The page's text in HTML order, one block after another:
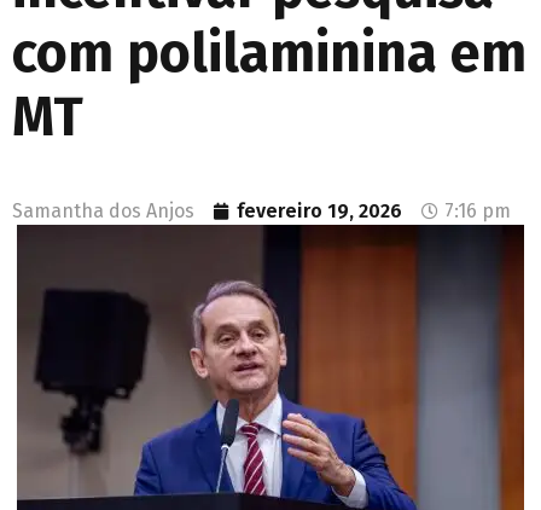
com polilaminina em
MT
Samantha dos Anjos fevereiro 19, 2026 7:16 pm